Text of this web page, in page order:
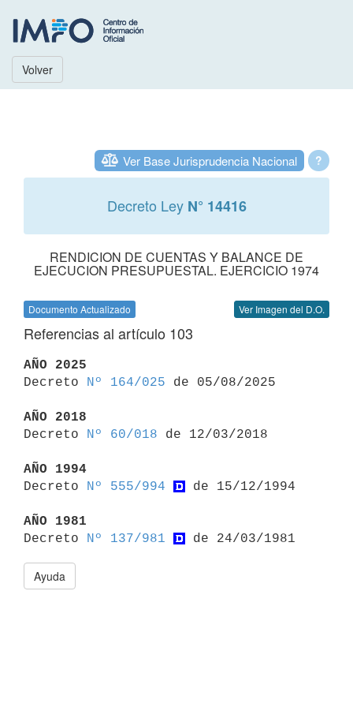
Volver
?
Ver Base Jurisprudencia Nacional
Decreto Ley N° 14416
RENDICION DE CUENTAS Y BALANCE DE
EJECUCION PRESUPUESTAL. EJERCICIO 1974
Documento Actualizado Ver Imagen del D.O.
Referencias al artículo 103
AÑO 2025
Decreto
Nº 164/025 de 05/08/2025
AÑO 2018
Decreto
Nº 60/018 de 12/03/2018
AÑO 1994
Decreto
Nº 555/994 de 15/12/1994
AÑO 1981
Decreto
Nº 137/981
Ayuda